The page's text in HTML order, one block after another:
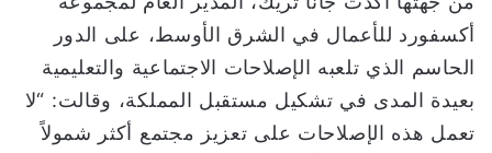
أكسفورد للأعمال في الشرق الأوسط، على الدور
الحاسم الذي تلعبه الإصلاحات الاجتماعية والتعليمية
بعيدة المدى في تشكيل مستقبل المملكة، وقالت: “لا
تعمل هذه الإصلاحات على تعزيز مجتمع أكثر شمولاً